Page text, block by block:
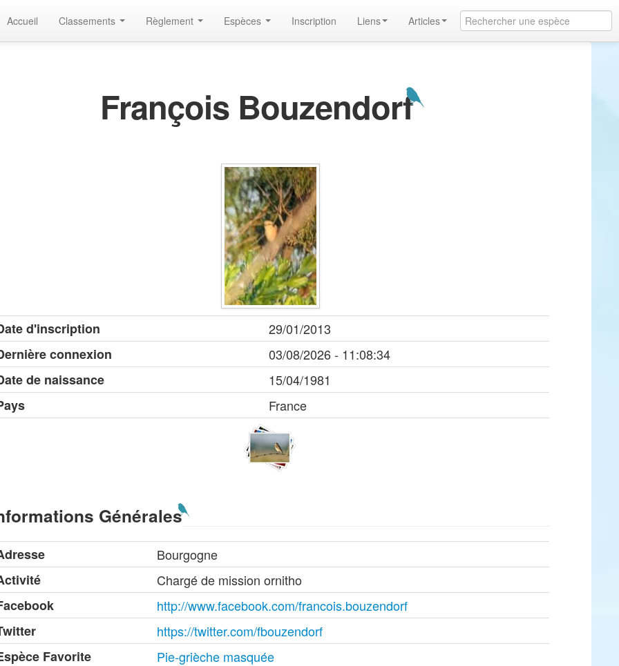
Accueil Classements Règlement Espèces Inscription Liens Articles
François Bouzendorf
d'inscription
29/01/2013
connexion
03/08/2026 - 11:08:34
de naissance
15/04/1981
France
Générales
Bourgogne
Chargé de mission ornitho
http://www.facebook.com/francois.bouzendorf
https://twitter.com/fbouzendorf
Favorite
Pie-grièche masquée